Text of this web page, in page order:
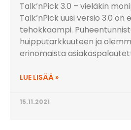
Talk’nPick 3.0 – vieläkin
Talk’nPick uusi versio 3.0 on
tehokkaampi.
huipputarkkuuteen ja
erinomaista
LUE LISÄÄ »
15.11.2021